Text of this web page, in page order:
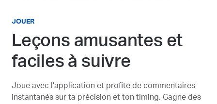
JOUER
Leçons amusantes et
faciles à suivre
Joue avec l'application et profite de commentaires
instantanés sur ta précision et ton timing. Gagne des